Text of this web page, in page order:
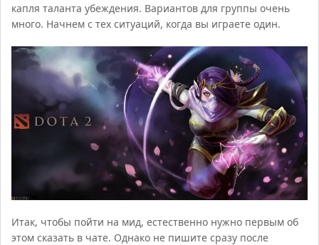
капля таланта убеждения. Вариантов для группы очень
много. Начнем с тех ситуаций, когда вы играете один.
Итак, чтобы пойти на мид, естественно нужно первым об
этом сказать в чате. Однако не пишите сразу после